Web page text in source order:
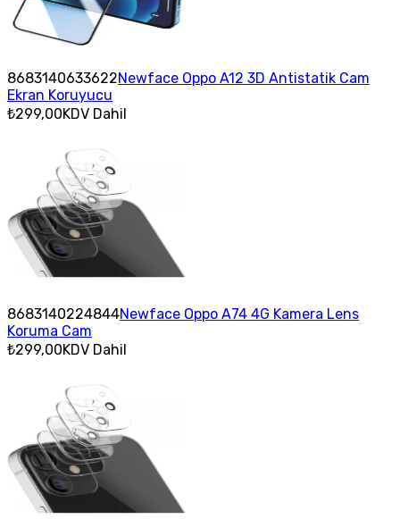
8683140633622Newface Oppo A12 3D Antistatik Cam
Ekran Koruyucu
₺299,00KDV Dahil
8683140224844Newface Oppo A74 4G Kamera Lens
Koruma Cam
₺299,00KDV Dahil